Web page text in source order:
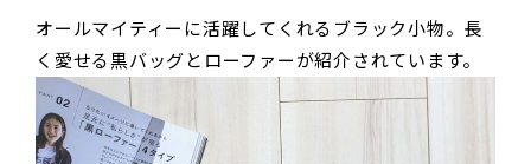
オールマイティーに活躍してくれるブラック小物。長
く愛せる黒バッグとローファーが紹介されています。